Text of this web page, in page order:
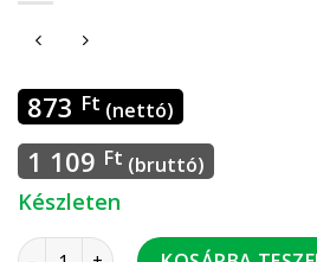
873 Ft (nettó)
1 109 Ft (bruttó)
Készleten
Valsir PP elágazó idom d90/90 - 87